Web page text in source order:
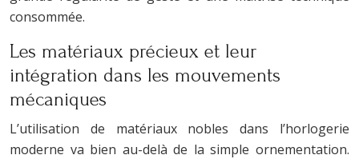
consommée.
Les matériaux précieux et leur
intégration dans les mouvements
mécaniques
L’utilisation de matériaux nobles dans l’horlogerie
moderne va bien au-delà de la simple ornementation.